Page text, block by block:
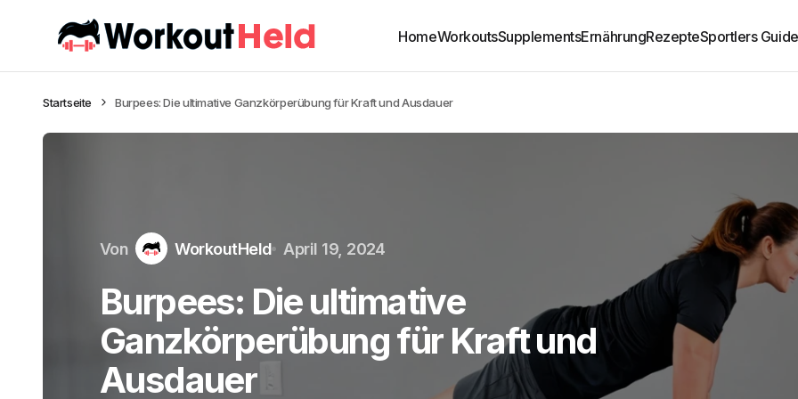
HomeWorkoutsSupplementsErnährungRezepteSportlers Guide
Startseite Burpees: Die ultimative Ganzkörperübung für Kraft und Ausdauer
Von WorkoutHeld April 19, 2024
Burpees: Die ultimative
Ganzkörperübung für Kraft und
Ausdauer